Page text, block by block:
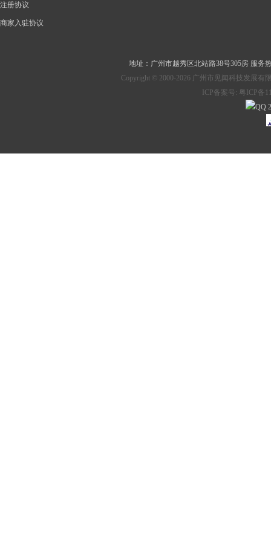
注册协议
商家入驻协议
地址： 广州市越秀区北站路38号305房 服务
Copyright © 2000-2026 广州市见闻科技发展
ICP备案号: 粤ICP备